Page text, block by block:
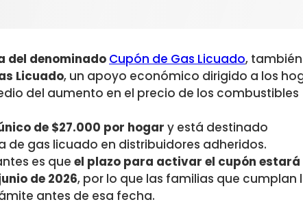
del denominado Cupón de Gas Licuado, también
Licuado, un apoyo económico dirigido a los
del aumento en el precio de los combustibles
de $27.000 por hogar y está destinado
de gas licuado en distribuidores adheridos.
es que el plazo para activar el cupón estará
de 2026, por lo que las familias que cumplan
antes de esa fecha.